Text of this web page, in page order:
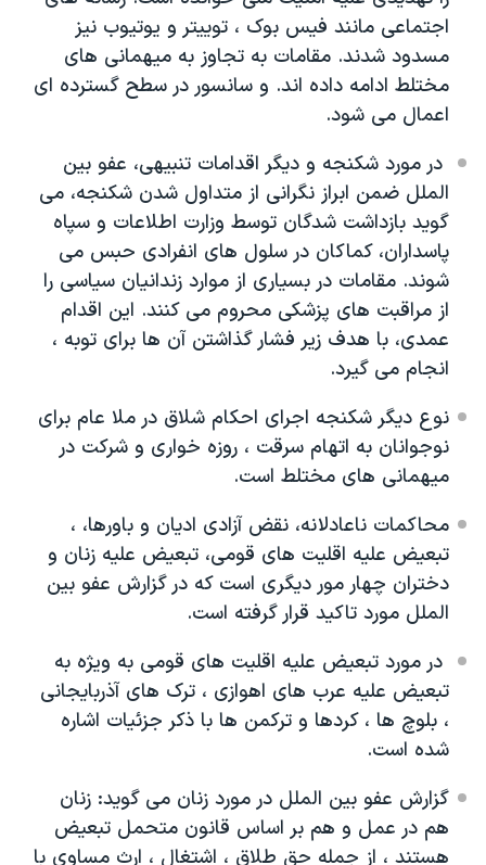
اجتماعی مانند فیس بوک ، توییتر و یوتیوب نیز
مسدود شدند. مقامات به تجاوز به میهمانی های
مختلط ادامه داده اند. و سانسور در سطح گسترده ای
اعمال می شود.
در مورد شکنجه و دیگر اقدامات تنبیهی، عفو بین
الملل ضمن ابراز نگرانی از متداول شدن شکنجه، می
گوید بازداشت شدگان توسط وزارت اطلاعات و سپاه
پاسداران، کماکان در سلول های انفرادی حبس می
شوند. مقامات در بسیاری از موارد زندانیان سیاسی را
از مراقبت های پزشکی محروم می کنند. این اقدام
عمدی، با هدف زیر فشار گذاشتن آن ها برای توبه ،
انجام می گیرد.
نوع دیگر شکنجه اجرای احکام شلاق در ملا عام برای
نوجوانان به اتهام سرقت ، روزه خواری و شرکت در
میهمانی های مختلط است.
محاکمات ناعادلانه، نقض آزادی ادیان و باورها، ،
تبعیض علیه اقلیت های قومی، تبعیض علیه زنان و
دختران چهار مور دیگری است که در گزارش عفو بین
الملل مورد تاکید قرار گرفته است.
در مورد تبعیض علیه اقلیت های قومی به ویژه به
تبعیض علیه عرب های اهوازی ، ترک های آذربایجانی
، بلوچ ها ، کردها و ترکمن ها با ذکر جزئیات اشاره
شده است.
گزارش عفو بین الملل در مورد زنان می گوید: زنان
هم در عمل و هم بر اساس قانون متحمل تبعیض
هستند ، از جمله حق طلاق ، اشتغال ، ارث مساوی با